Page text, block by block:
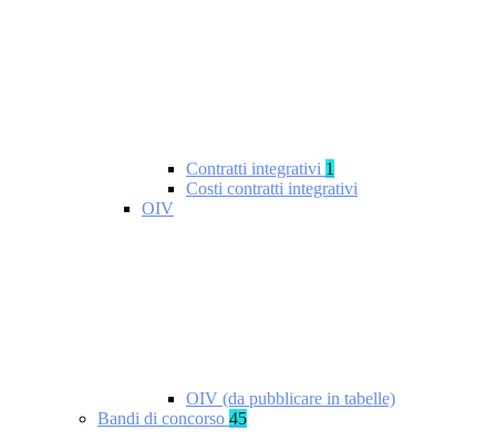
Contratti integrativi 1
Costi contratti integrativi
OIV
OIV (da pubblicare in tabelle)
Bandi di concorso 45